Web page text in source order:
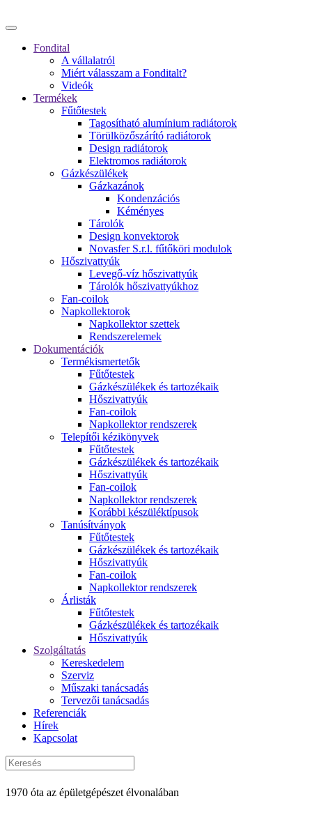
Fondital
A vállalatról
Miért válasszam a Fonditalt?
Videók
Termékek
Fűtőtestek
Tagosítható alumínium radiátorok
Törülközőszárító radiátorok
Design radiátorok
Elektromos radiátorok
Gázkészülékek
Gázkazánok
Kondenzációs
Kéményes
Tárolók
Design konvektorok
Novasfer S.r.l. fűtőköri modulok
Hőszivattyúk
Levegő-víz hőszivattyúk
Tárolók hőszivattyúkhoz
Fan-coilok
Napkollektorok
Napkollektor szettek
Rendszerelemek
Dokumentációk
Termékismertetők
Fűtőtestek
Gázkészülékek és tartozékaik
Hőszivattyúk
Fan-coilok
Napkollektor rendszerek
Telepítői kézikönyvek
Fűtőtestek
Gázkészülékek és tartozékaik
Hőszivattyúk
Fan-coilok
Napkollektor rendszerek
Korábbi készüléktípusok
Tanúsítványok
Fűtőtestek
Gázkészülékek és tartozékaik
Hőszivattyúk
Fan-coilok
Napkollektor rendszerek
Árlisták
Fűtőtestek
Gázkészülékek és tartozékaik
Hőszivattyúk
Szolgáltatás
Kereskedelem
Szerviz
Műszaki tanácsadás
Tervezői tanácsadás
Referenciák
Hírek
Kapcsolat
1970 óta az épületgépészet élvonalában